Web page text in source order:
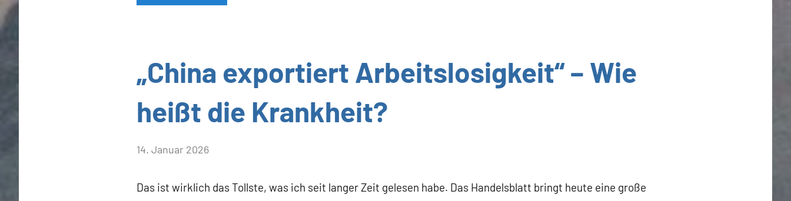
Allgemein
„China exportiert Arbeitslosigkeit“ – Wie
heißt die Krankheit?
von
Flassbeck
14. Januar 2026
Das ist wirklich das Tollste, was ich seit langer Zeit gelesen habe. Das Handelsblatt bringt heute eine große